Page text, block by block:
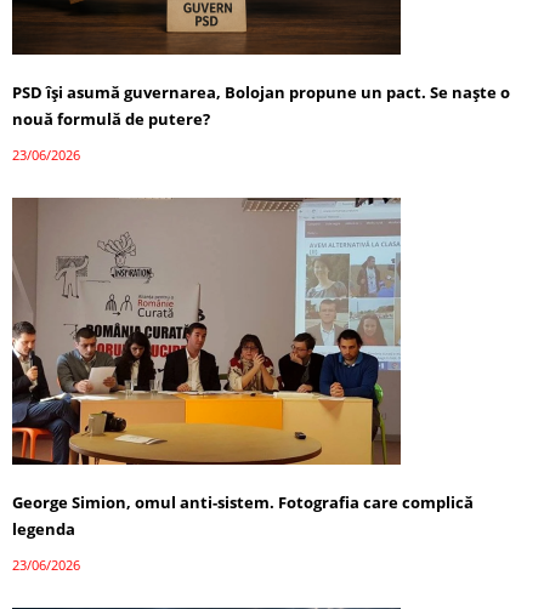
PSD își asumă guvernarea, Bolojan propune un pact. Se naște o
nouă formulă de putere?
23/06/2026
George Simion, omul anti-sistem. Fotografia care complică
legenda
23/06/2026